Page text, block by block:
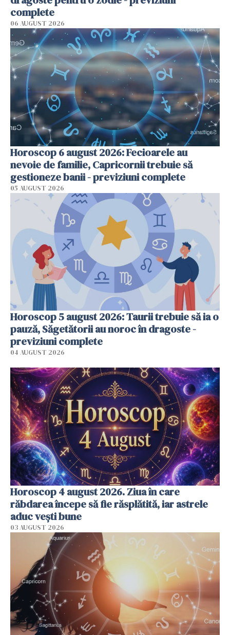
complete
06 AUGUST 2026
Horoscop 6 august 2026: Fecioarele au
nevoie de familie, Capricornii trebuie să
gestioneze banii - previziuni complete
05 AUGUST 2026
Horoscop 5 august 2026: Taurii trebuie să ia o
pauză, Săgetătorii au noroc în dragoste -
previziuni complete
04 AUGUST 2026
Horoscop 4 august 2026. Ziua în care
răbdarea începe să fie răsplătită, iar astrele
aduc vești bune
03 AUGUST 2026